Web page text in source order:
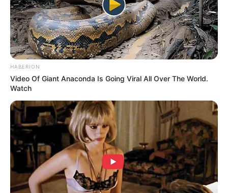
HABERION
Video Of Giant Anaconda Is Going Viral All Over The World.
Watch